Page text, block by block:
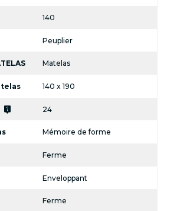
140
Peuplier
Matelas
140 x 190
live_help 24
Mémoire de forme
Ferme
Enveloppant
Ferme